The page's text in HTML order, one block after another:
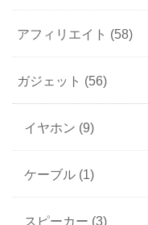
アフィリエイト (58)
ガジェット (56)
イヤホン (9)
ケーブル (1)
スピーカー (3)